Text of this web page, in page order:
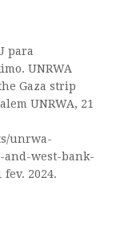
para
UNRWA
Gaza strip
UNRWA, 21
unrwa-
west-bank-
2024.